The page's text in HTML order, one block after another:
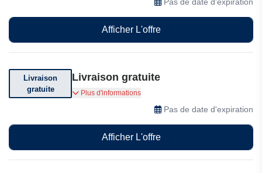
automatiquement appliquée et mise à jour dans
votre panier.
Pas de date d'expiration
Afficher L'offre
Livraison
gratuite
Livraison gratuite
Livraison gratuite pour les commandes
Plus d'informations
Pas de date d'expiration
Afficher L'offre